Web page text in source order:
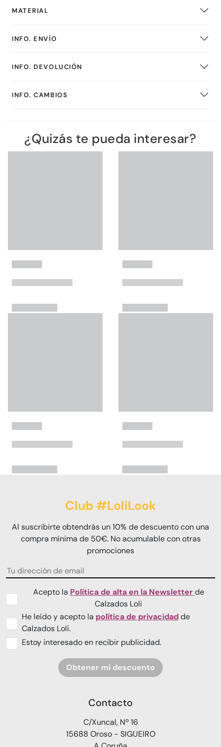
MATERIAL
INFO. ENVÍO
INFO. DEVOLUCIÓN
INFO. CAMBIOS
¿Quizás te pueda interesar?
Club #LoliLook
Al suscribirte obtendrás un 10% de descuento con una
compra mínima de 50€. No acumulable con otras
promociones
Acepto la Política de alta en la Newsletterde
Calzados Loli
He leído y acepto la política de privacidadde
Calzados Loli.
Estoy interesado en recibir publicidad.
Obtener mi descuento
Contacto
C/Xuncal, Nº 16
15688 Oroso - SIGUEIRO